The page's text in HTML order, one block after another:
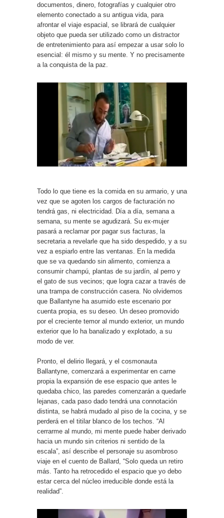
documentos, dinero, fotografías y cualquier otro
elemento conectado a su antigua vida, para
afrontar el viaje espacial, se librará de cualquier
objeto que pueda ser utilizado como un distractor
de entretenimiento para así empezar a usar solo lo
esencial: él mismo y su mente. Y no precisamente
a la conquista de la paz.
Todo lo que tiene es la comida en su armario, y una
vez que se agoten los cargos de facturación no
tendrá gas, ni electricidad. Día a día, semana a
semana, su mente se agudizará. Su ex-mujer
pasará a reclamar por pagar sus facturas, la
secretaria a revelarle que ha sido despedido, y a su
vez a espiarlo entre las ventanas. En la medida
que se va quedando sin alimento, comienza a
consumir champú, plantas de su jardín, al perro y
el gato de sus vecinos; que logra cazar a través de
una trampa de construcción casera. No olvidemos
que Ballantyne ha asumido este escenario por
cuenta propia, es su deseo. Un deseo promovido
por el creciente temor al mundo exterior, un mundo
exterior que lo ha banalizado y explotado, a su
modo de ver.
Pronto, el delirio llegará, y el cosmonauta
Ballantyne, comenzará a experimentar en carne
propia la expansión de ese espacio que antes le
quedaba chico, las paredes comenzarán a quedarle
lejanas, cada paso dado tendrá una connotación
distinta, se habrá mudado al piso de la cocina, y se
perderá en el titilar blanco de los techos. “Al
cerrarme al mundo, mi mente puede haber derivado
hacia un mundo sin criterios ni sentido de la
escala”, así describe el personaje su asombroso
viaje en el cuento de Ballard, “Solo queda un retiro
más. Tanto ha retrocedido el espacio que yo debo
estar cerca del núcleo irreducible donde está la
realidad”.